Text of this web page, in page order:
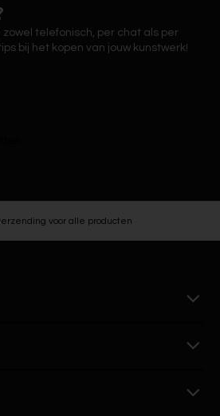
telefonisch, per chat als per
bij het kopen van jouw kunstwerk!
voor alle producten